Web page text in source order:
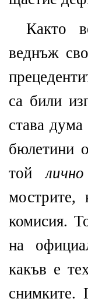
Както
веднъж
са били
става
бюлетини
той
мострите,
комисия.
на
какъв е
снимките.